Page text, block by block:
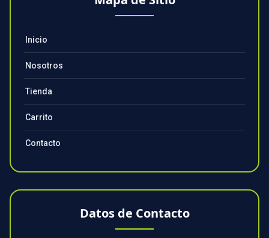
Inicio
Nosotros
Tienda
Carrito
Contacto
Datos de Contacto